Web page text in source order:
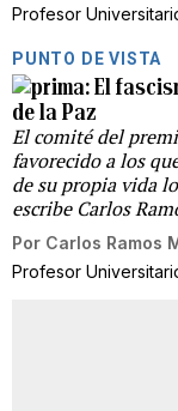
Profesor
PUNTO DE VISTA
El
de la Paz
El comité del
favorecido a los
de su propia vida
escribe Carlos
Por Carlos Ramos
Profesor